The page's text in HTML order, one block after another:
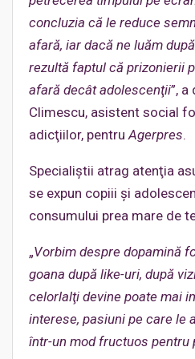
concluzia că le reduce
afară, iar dacă ne luăm
rezultă faptul că prizonierii
afară decât adolescenţii”,
Climescu, asistent social
adicţiilor, pentru Agerpres.
Specialiştii atrag atenţia
se expun copiii şi
consumului prea mare de
„Vorbim despre dopamină
goana după like-uri, după
celorlalţi devine poate mai
interese, pasiuni pe care le
într-un mod fructuos pentru